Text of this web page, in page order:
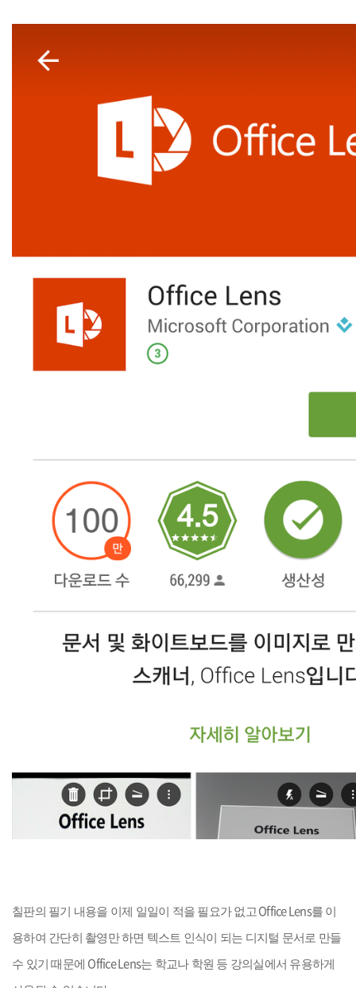
칠판의 필기 내용을 이제 일일이 적을 필요가 없고Office Lens를 이
용하여 간단히 촬영만 하면 텍스트 인식이 되는 디지털 문서로 만들
수 있기 때문에 Office Lens는 학교나 학원 등 강의실에서 유용하게